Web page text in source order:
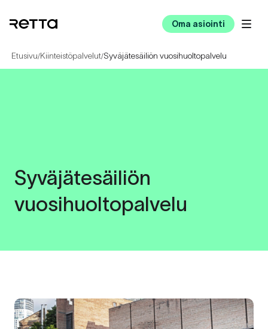
Oma asiointi
Etusivu/Kiinteistöpalvelut/Syväjätesäiliön vuosihuoltopalvelu
Syväjätesäiliön
vuosihuoltopalvelu